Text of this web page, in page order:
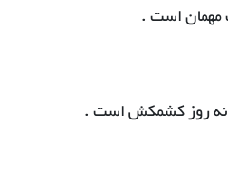
مهمان است .
نه روز کشمکش است .